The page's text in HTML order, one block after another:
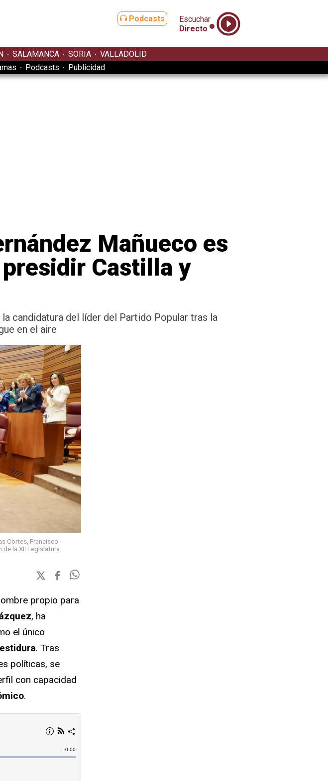
Podcasts
Escuchar
Directo
SALAMANCA SORIA
VALLADOLID
Podcasts Publicidad
Mañueco es
Castilla y
candidatura del líder del Partido Popular tras la
en el aire
Cortes, Francisco
la XII Legislatura.
propio para
, ha
el único
. Tras
políticas, se
con capacidad
.